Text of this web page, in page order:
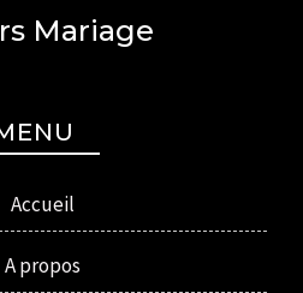
Mariage
Accueil
A propos